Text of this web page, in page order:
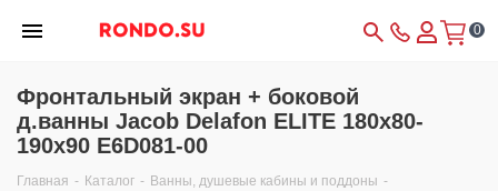
0
Фронтальный экран + боковой
д.ванны Jacob Delafon ELITE 180x80-
190x90 E6D081-00
Главная - Каталог - Ванны, душевые кабины и поддоны -